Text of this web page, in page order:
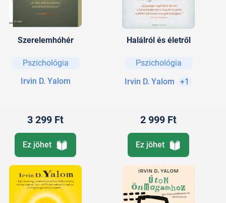
Szerelemhóhér
Pszichológia
Irvin D. Yalom
3 299 Ft
Ez jöhet
Halálról és életről
Pszichológia
Irvin D. Yalom
+1
2 999 Ft
Ez jöhet